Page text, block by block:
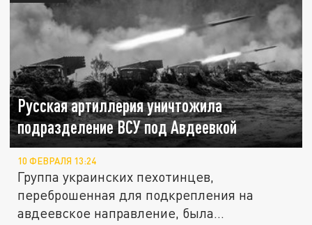
Русская артиллерия уничтожила
подразделение ВСУ под Авдеевкой
10 ФЕВРАЛЯ 13:24
Группа украинских пехотинцев,
переброшенная для подкрепления на
авдеевское направление, была